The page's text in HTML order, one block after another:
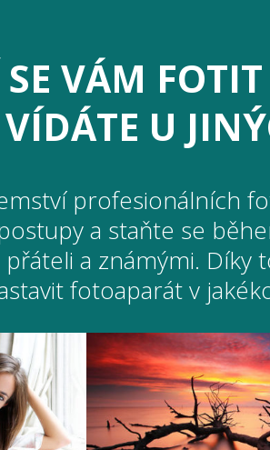
VÁM
U
profesionálních
a staňte se
přáteli a známými.
fotoaparát v